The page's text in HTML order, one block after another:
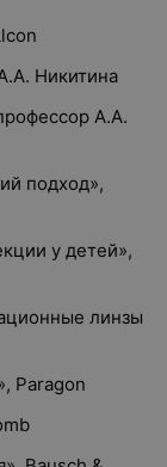
Никитина
А.А.
подход»,
у детей»,
линзы
Paragon